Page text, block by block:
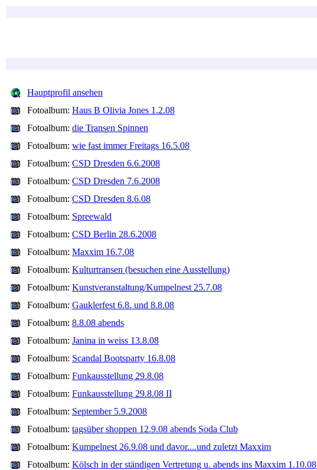
Hauptprofil ansehen
Fotoalbum: Haus B Olivia Jones 1.2.08
Fotoalbum: die Transen Spinnen
Fotoalbum: wie fast immer Freitags 16.5.08
Fotoalbum: CSD Dresden 6.6.2008
Fotoalbum: CSD Dresden 7.6.2008
Fotoalbum: CSD Dresden 8.6.08
Fotoalbum: Spreewald
Fotoalbum: CSD Berlin 28.6.2008
Fotoalbum: Maxxim 16.7.08
Fotoalbum: Kulturtransen (besuchen eine Ausstellung)
Fotoalbum: Kunstveranstaltung/Kumpelnest 25.7.08
Fotoalbum: Gauklerfest 6.8. und 8.8.08
Fotoalbum: 8.8.08 abends
Fotoalbum: Janina in weiss 13.8.08
Fotoalbum: Scandal Bootsparty 16.8.08
Fotoalbum: Funkausstellung 29.8.08
Fotoalbum: Funkausstellung 29.8.08 II
Fotoalbum: September 5.9.2008
Fotoalbum: tagsüber shoppen 12.9.08 abends Soda Club
Fotoalbum: Kumpelnest 26.9.08 und davor....und zuletzt Maxxim
Fotoalbum: Kölsch in der ständigen Vertretung u. abends ins Maxxim 1.10.08